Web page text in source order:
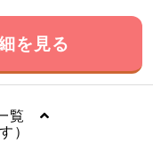
を見る
覧
）